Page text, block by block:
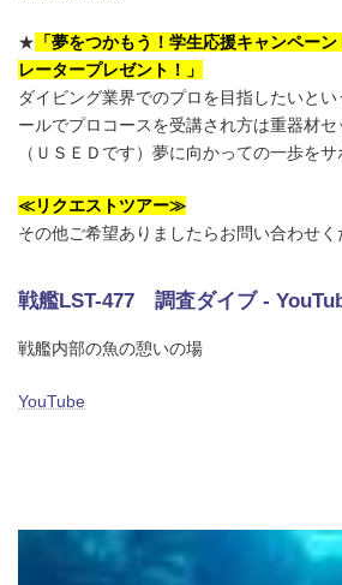
★ 「夢をつかもう！学生応援キャンペー
レータープレゼント！」
ダイビング業界でのプロを目指したいと
ールでプロコースを受講され方は重器材セ
（ＵＳＥＤです）夢に向かっての一歩をサ
≪リクエストツアー≫
その他ご希望ありましたらお問い合わせ
戦艦LST-477 調査ダイブ -
戦艦内部の魚の憩いの場
YouTube